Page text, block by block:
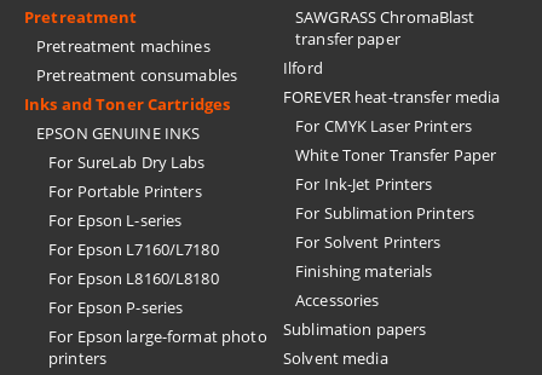
Pretreatment
Pretreatment machines
Pretreatment consumables
Inks and Toner Cartridges
EPSON GENUINE INKS
For SureLab Dry Labs
For Portable Printers
For Epson L-series
For Epson L7160/L7180
For Epson L8160/L8180
For Epson P-series
For Epson large-format photo
printers
SAWGRASS ChromaBlast
transfer paper
Ilford
FOREVER heat-transfer media
For CMYK Laser Printers
White Toner Transfer Paper
For Ink-Jet Printers
For Sublimation Printers
For Solvent Printers
Finishing materials
Accessories
Sublimation papers
Solvent media